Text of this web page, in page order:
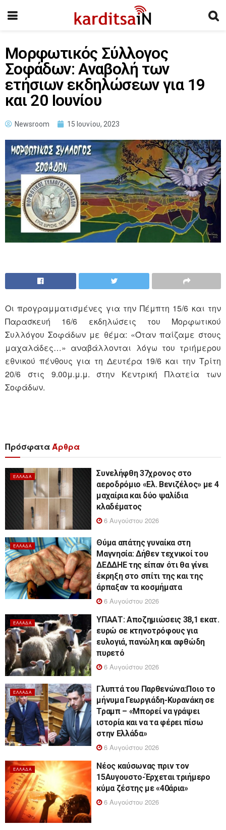
Μορφωτικός Σύλλογος
Σοφάδων: Αναβολή των
ετήσιων εκδηλώσεων για 19
και 20 Ιουνίου
Newsroom 15 Ιουνίου, 2023
Οι προγραμματισμένες για την Πέμπτη 15/6 και την
Παρασκευή 16/6 εκδηλώσεις του Μορφωτικού
Συλλόγου Σοφάδων με θέμα: «Όταν παίζαμε στους
μαχαλάδες…» αναβάλλονται λόγω του τριήμερου
εθνικού πένθους για τη Δευτέρα 19/6 και την Τρίτη
20/6 στις 9.00μ.μ.μ. στην Κεντρική Πλατεία των
Σοφάδων.
ΠρόσφαταΆρθρα
ΕΛΛΆΔΑ
Συνελήφθη 37χρονος στο
αεροδρόμιο «Ελ. Βενιζέλος» με 4
μαχαίρια και δύο ψαλίδια
κλαδέματος
6 Αυγούστου 2026
ΕΛΛΆΔΑ
Θύμα απάτης γυναίκα στη
Μαγνησία: Δήθεν τεχνικοί του
ΔΕΔΔΗΕ της είπαν ότι θα γίνει
έκρηξη στο σπίτι της και της
άρπαξαν τα κοσμήματα
6 Αυγούστου 2026
ΕΛΛΆΔΑ
ΥΠΑΑΤ: Αποζημιώσεις 38,1 εκατ.
ευρώ σε κτηνοτρόφους για
ευλογιά, πανώλη και αφθώδη
πυρετό
6 Αυγούστου 2026
ΕΛΛΆΔΑ
Γλυπτά του Παρθενώνα:Ποιο το
μήνυμα Γεωργιάδη-Κυρανάκη σε
Τραμπ – «Μπορεί να γράψει
ιστορία και να τα φέρει πίσω
στην Ελλάδα»
6 Αυγούστου 2026
ΕΛΛΆΔΑ
Νέος καύσωνας πριν τον
15Αυγουστο-Έρχεται τριήμερο
κύμα ζέστης με «40άρια»
6 Αυγούστου 2026